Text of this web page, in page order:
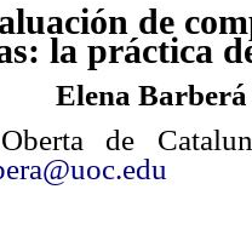
de
la práctica
Elena Barberá
de